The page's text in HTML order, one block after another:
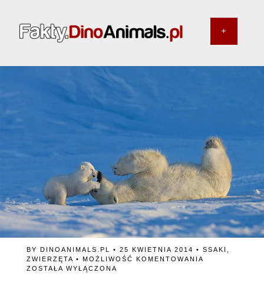
BY DINOANIMALS.PL • 25 KWIETNIA 2014 • SSAKI
ZWIERZĘTA • MOŻLIWOŚĆ KOMENTOWANIACZY
ZOSTAŁA WYŁĄCZONA